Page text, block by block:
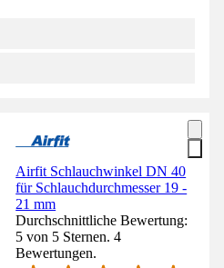
Airfit Schlauchwinkel DN 40
für Schlauchdurchmesser 19 -
21 mm
Durchschnittliche Bewertung:
5 von 5 Sternen. 4
Bewertungen.